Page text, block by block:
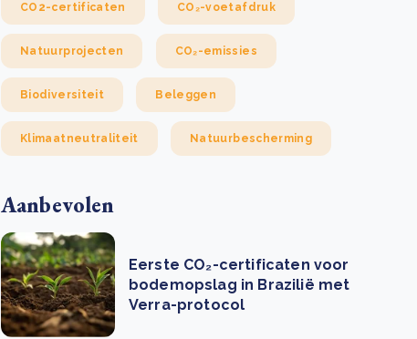
CO2-certificaten CO₂-voetafdruk
Natuurprojecten CO₂-emissies
Biodiversiteit Beleggen
Klimaatneutraliteit Natuurbescherming
Aanbevolen
Eerste CO₂-certificaten voor
bodemopslag in Brazilië met
Verra-protocol